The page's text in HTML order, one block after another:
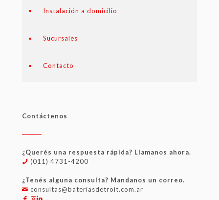
Instalación a domicilio
Sucursales
Contacto
Contáctenos
¿Querés una respuesta rápida? Llamanos ahora.
(011) 4731-4200
¿Tenés alguna consulta? Mandanos un correo.
consultas@bateriasdetroit.com.ar